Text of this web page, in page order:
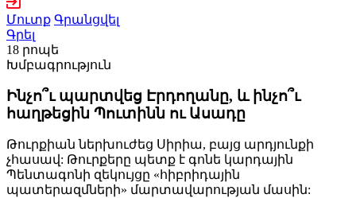
Մուտք Գրանցվել
Գրել
18 րոպե
Խմբագրություն
Ինչո՞ւ պարտվեց Էրդողանը, և ինչո՞ւ
հաղթեցին Պուտինն ու Ասադը
Թուրքիան ներխուժեց Սիրիա, բայց արդյունքի
չհասավ: Թուրքերը պետք է գոնե կարդային
Պենտագոնի զեկույցը «հիբրիդային
պատերազմների» մարտավարության մասին: